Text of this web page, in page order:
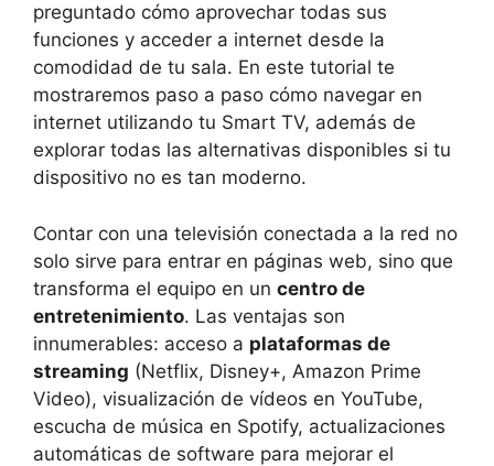
preguntado cómo aprovechar todas sus
funciones y acceder a internet desde la
comodidad de tu sala. En este tutorial te
mostraremos paso a paso cómo navegar en
internet utilizando tu Smart TV, además de
explorar todas las alternativas disponibles si tu
dispositivo no es tan moderno.
Contar con una televisión conectada a la red no
solo sirve para entrar en páginas web, sino que
transforma el equipo en un centro de
entretenimiento. Las ventajas son
innumerables: acceso a plataformas de
streaming (Netflix, Disney+, Amazon Prime
Video), visualización de vídeos en YouTube,
escucha de música en Spotify, actualizaciones
automáticas de software para mejorar el